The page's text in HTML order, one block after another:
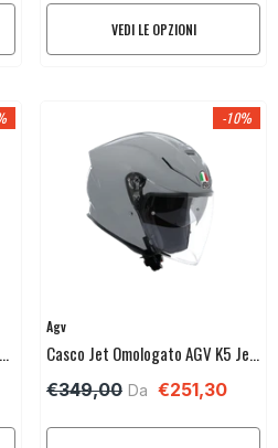
VEDI LE OPZIONI
-10%
Venditore:
Agv
Casco Jet Omologato AGV K5 Jet
Evo
€349,00 Da €251,30